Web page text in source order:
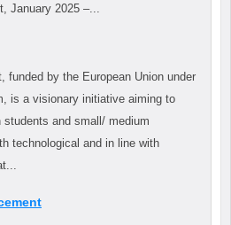
2025 –...
funded by the European Union under
is a visionary initiative aiming to
students and small/ medium
technological and in line with